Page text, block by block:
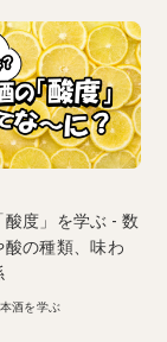
酸度」を学ぶ - 数
酸の種類、味わ
酒を学ぶ